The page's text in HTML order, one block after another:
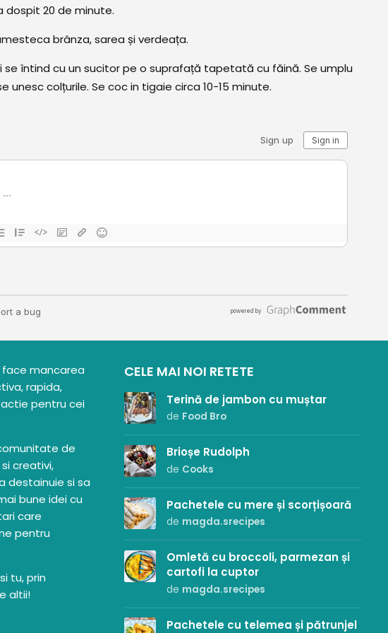
dospit 20 de minute.
brânza, sarea și verdeața.
se întind cu un sucitor pe o suprafață tapetată cu făină. Se umplu
unesc colțurile. Se coc in tigaie circa 10-15 minute.
mancarea
rapida,
pentru cei
de
creativi,
destainuie si sa
bune idei cu
care
pentru
tu, prin
altii!
CELE MAI NOI RETETE
Terină de jambon cu muștar
de Food Bro
Brioșe Rudolph
de Cooks
Pachetele cu mere și scorțișoară
de magda.srecipes
Omletă cu broccoli, parmezan și
cartofi la cuptor
de magda.srecipes
Pachetele cu telemea și pătrunjel